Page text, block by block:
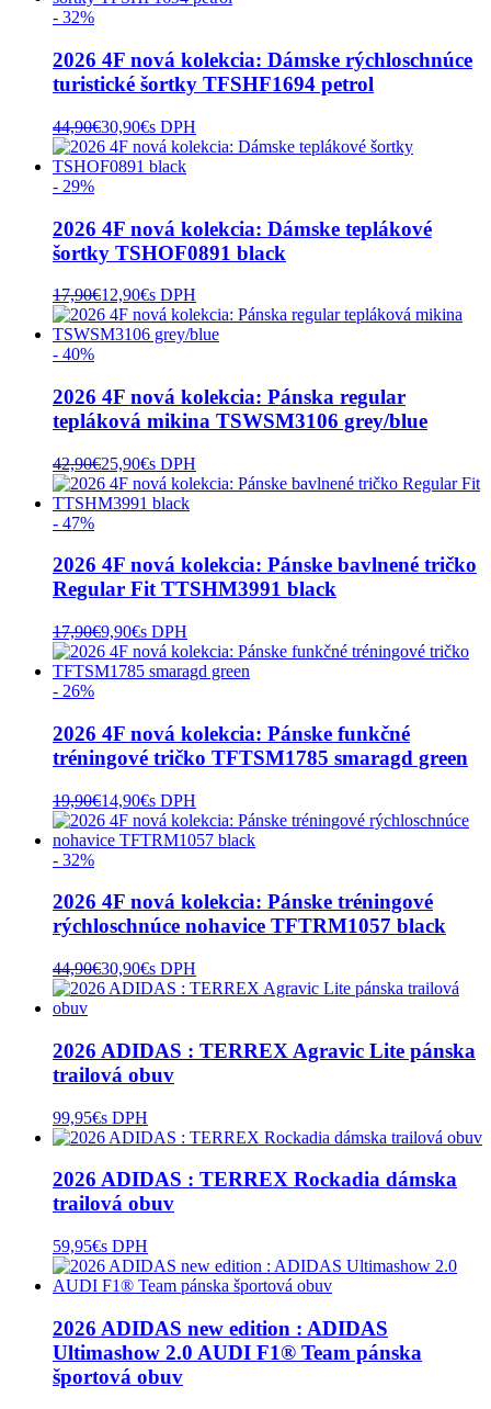
- 32%
2026 4F nová kolekcia: Dámske rýchloschnúce
turistické šortky TFSHF1694 petrol
44,90€30,90€s DPH
- 29%
2026 4F nová kolekcia: Dámske teplákové
šortky TSHOF0891 black
17,90€12,90€s DPH
- 40%
2026 4F nová kolekcia: Pánska regular
tepláková mikina TSWSM3106 grey/blue
42,90€25,90€s DPH
- 47%
2026 4F nová kolekcia: Pánske bavlnené tričko
Regular Fit TTSHM3991 black
17,90€9,90€s DPH
- 26%
2026 4F nová kolekcia: Pánske funkčné
tréningové tričko TFTSM1785 smaragd green
19,90€14,90€s DPH
- 32%
2026 4F nová kolekcia: Pánske tréningové
rýchloschnúce nohavice TFTRM1057 black
44,90€30,90€s DPH
2026 ADIDAS : TERREX Agravic Lite pánska
trailová obuv
99,95€s DPH
2026 ADIDAS : TERREX Rockadia dámska
trailová obuv
59,95€s DPH
2026 ADIDAS new edition : ADIDAS
Ultimashow 2.0 AUDI F1® Team pánska
športová obuv